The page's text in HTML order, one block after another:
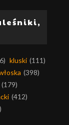
kluski (111)
(398)
(179)
(412)